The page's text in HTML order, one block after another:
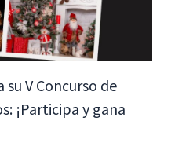
su V Concurso de
¡Participa y gana